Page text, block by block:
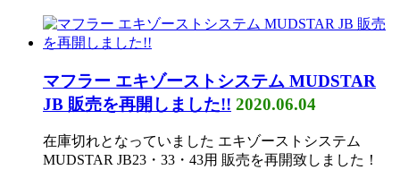
マフラー エキゾーストシステム MUDSTAR
JB 販売を再開しました!! 2020.06.04
在庫切れとなっていました エキゾーストシステム
MUDSTAR JB23・33・43用 販売を再開致しました！